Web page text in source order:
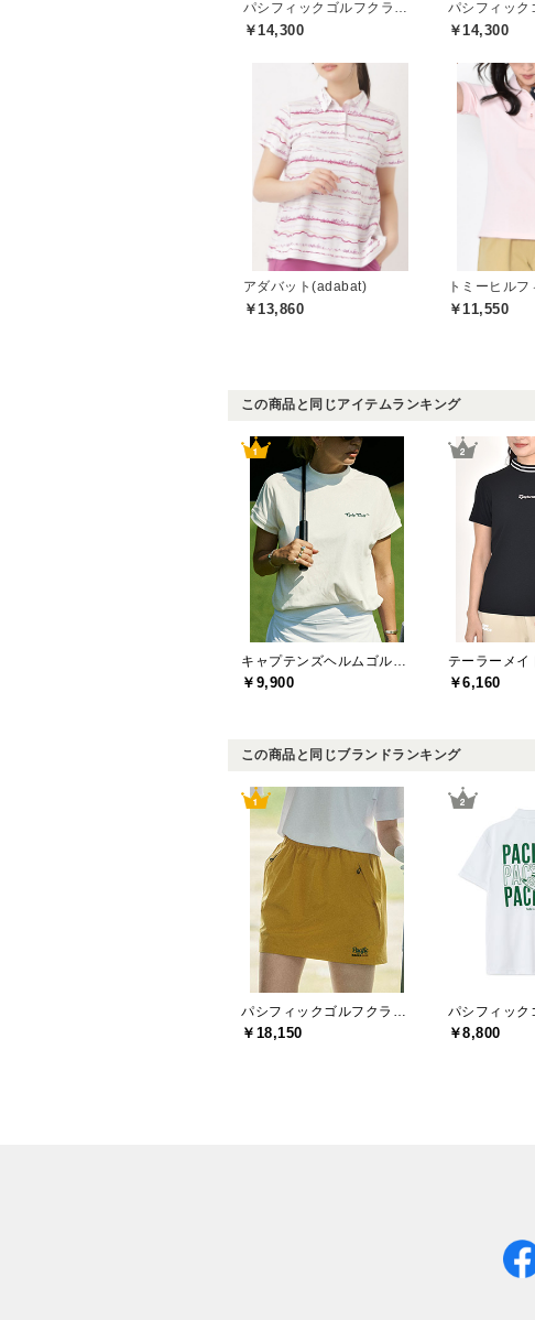
￥14,300 ￥14,300
アダバット(adabat)
￥13,860 ￥11,550
この商品と同じアイテムランキング
￥9,900 ￥6,160
この商品と同じブランドランキング
￥18,150 ￥8,800